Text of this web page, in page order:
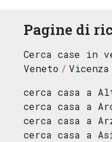
Pagine di
Cerca case in
Veneto
Vicenza
cerca casa a
cerca casa a
cerca casa a
cerca casa a